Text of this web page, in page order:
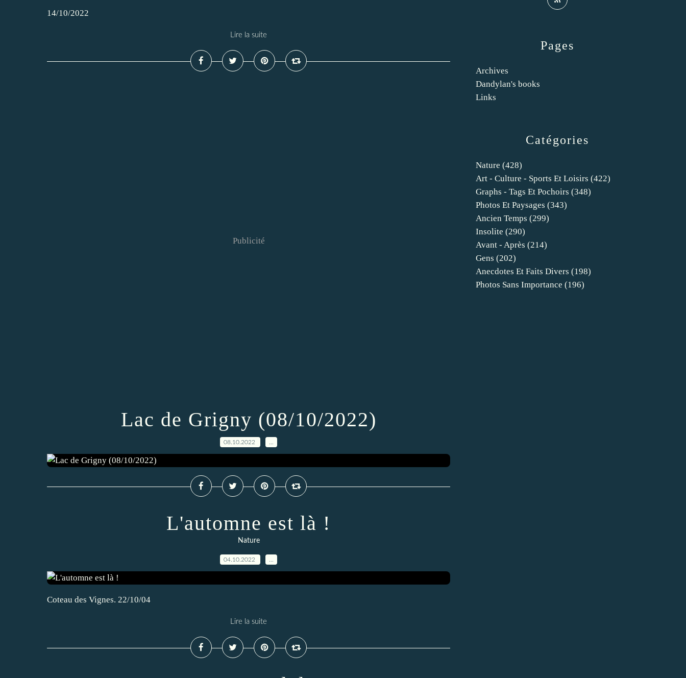
14/10/2022
Lire la suite
Publicité
Lac de Grigny (08/10/2022)
08.10.2022
L'automne est là !
Nature
04.10.2022
Coteau des Vignes. 22/10/04
Lire la suite
Catégories
Nature (428)
Art - Culture - Sports Et Loisirs (422)
Graphs - Tags Et Pochoirs (348)
Photos Et Paysages (343)
Ancien Temps (299)
Insolite (290)
Avant - Après (214)
Gens (202)
Anecdotes Et Faits Divers (198)
Photos Sans Importance (196)
Pages
Archives
Dandylan's books
Links